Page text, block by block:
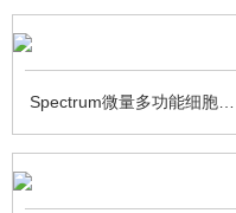
Spectrum微量多功能细胞荧